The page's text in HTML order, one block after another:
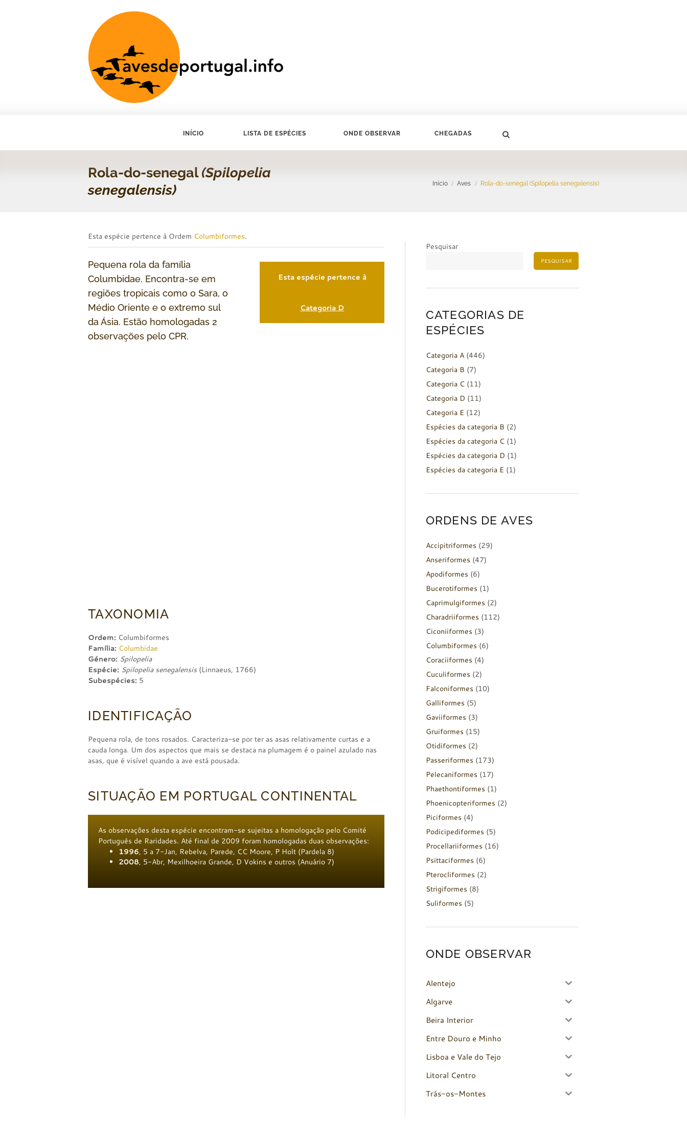
INÍCIO LISTA DE ESPÉCIES ONDE OBSERVAR CHEGADAS
Rola-do-senegal(Spilopelia
senegalensis)
Início Aves Rola-do-senegal (Spilopelia senegalensis)
Esta espécie pertence à Ordem Columbiformes.
Pequena rola da família
Columbidae. Encontra-se em
regiões tropicais como o Sara, o
Médio Oriente e o extremo sul
da Ásia. Estão homologadas 2
observações pelo CPR.
Esta espécie pertence à
Categoria D
TAXONOMIA
Ordem: Columbiformes
Família: Columbidae
Género: Spilopelia
Espécie: Spilopelia senegalensis(Linnaeus, 1766)
Subespécies: 5
IDENTIFICAÇÃO
Pequena rola, de tons rosados. Caracteriza-se por ter as asas relativamente curtas e a
cauda longa. Um dos aspectos que mais se destaca na plumagem é o painel azulado nas
asas, que é visível quando a ave está pousada.
SITUAÇÃO EM PORTUGAL CONTINENTAL
As observações desta espécie encontram-se sujeitas a homologação pelo Comité
Português de Raridades. Até final de 2009 foram homologadas duas observações:
1996, 5 a 7-Jan, Rebelva, Parede, CC Moore, P Holt (Pardela 8)
2008, 5-Abr, Mexilhoeira Grande, D Vokins e outros (Anuário 7)
Pesquisar
PESQUISAR
CATEGORIAS DE
ESPÉCIES
Categoria A(446)
Categoria B (7)
Categoria C(11)
Categoria D (11)
Categoria E (12)
Espécies da categoria B (2)
Espécies da categoria C(1)
Espécies da categoria D (1)
Espécies da categoria E (1)
ORDENS DE AVES
Accipitriformes (29)
Anseriformes (47)
Apodiformes (6)
Bucerotiformes (1)
Caprimulgiformes (2)
Charadriiformes (112)
Ciconiiformes (3)
Columbiformes (6)
Coraciiformes (4)
Cuculiformes (2)
Falconiformes (10)
Galliformes (5)
Gaviiformes (3)
Gruiformes (15)
Otidiformes (2)
Passeriformes (173)
Pelecaniformes (17)
Phaethontiformes (1)
Phoenicopteriformes (2)
Piciformes (4)
Podicipediformes (5)
Procellariiformes (16)
Psittaciformes (6)
Pterocliformes (2)
Strigiformes (8)
Suliformes (5)
ONDE OBSERVAR
Alentejo
Algarve
Beira Interior
Entre Douro e Minho
Lisboa e Vale do Tejo
Litoral Centro
Trás-os-Montes